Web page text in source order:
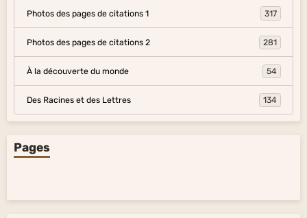
Photos des pages de citations 1 317
Photos des pages de citations 2 281
À la découverte du monde 54
Des Racines et des Lettres 134
Pages